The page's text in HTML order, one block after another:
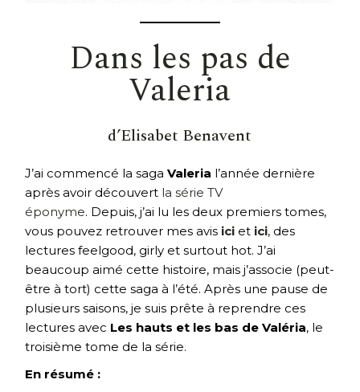
Dans les pas de
Valeria
d’Elisabet Benavent
J’ai commencé la sagaValeria l’année dernière
après avoir découvert la série TV
éponyme. Depuis, j’ai lu les deux premiers tomes,
vous pouvez retrouver mes avis ici et ici, des
lectures feelgood, girly et surtout hot. J’ai
beaucoup aimé cette histoire, mais j’associe (peut-
être à tort) cette saga à l’été. Après une pause de
plusieurs saisons, je suis prête à reprendre ces
lectures avec Les hauts et les bas de Valéria, le
troisième tome de la série.
En résumé :